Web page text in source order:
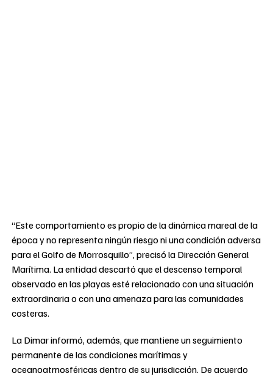
“Este comportamiento es propio de la dinámica mareal de la
época y no representa ningún riesgo ni una condición adversa
para el Golfo de Morrosquillo”, precisó la Dirección General
Marítima. La entidad descartó que el descenso temporal
observado en las playas esté relacionado con una situación
extraordinaria o con una amenaza para las comunidades
costeras.
La Dimar informó, además, que mantiene un seguimiento
permanente de las condiciones marítimas y
oceanoatmosféricas dentro de su jurisdicción. De acuerdo